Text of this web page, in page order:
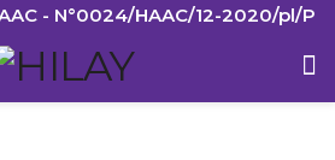
- N°0024/HAAC/12-2020/pl/P